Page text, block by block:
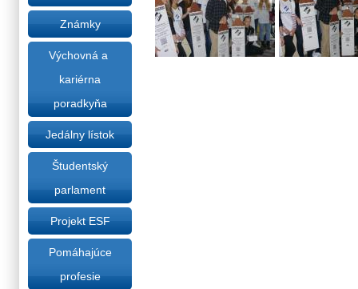
Známky
Výchovná a
kariérna
poradkyňa
Jedálny lístok
Študentský
parlament
Projekt ESF
Pomáhajúce
profesie